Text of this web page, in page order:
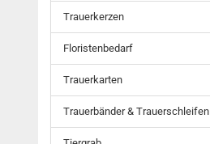
Trauerkerzen
Floristenbedarf
Trauerkarten
Trauerbänder & Trauerschleifen